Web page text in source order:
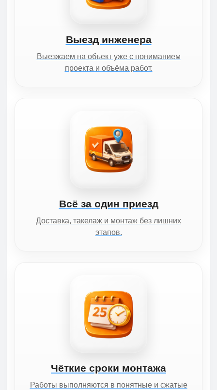
Выезд инженера
Выезжаем на объект уже с пониманием
проекта и объёма работ.
Всё за один приезд
Доставка, такелаж и монтаж без лишних
этапов.
Чёткие сроки монтажа
Работы выполняются в понятные и сжатые